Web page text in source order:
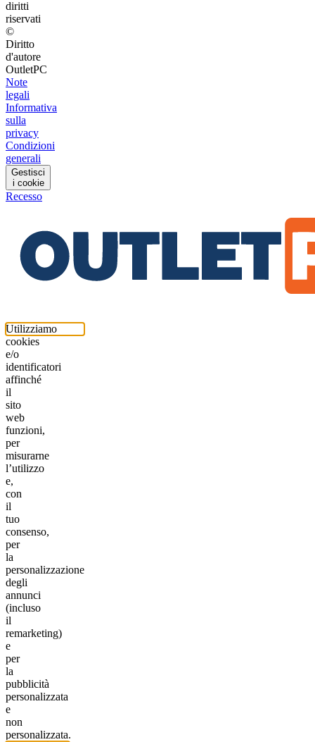
diritti
riservati
©
Diritto
d'autore
OutletPC
Note
legali
Informativa
sulla
privacy
Condizioni
generali
Gestisci
i cookie
Recesso
Utilizziamo
cookies
e/o
identificatori
affinché
il
sito
web
funzioni,
per
misurarne
l’utilizzo
e,
con
il
tuo
consenso,
per
la
personalizzazione
degli
annunci
(incluso
il
remarketing)
e
per
la
pubblicità
personalizzata
e
non
personalizzata.